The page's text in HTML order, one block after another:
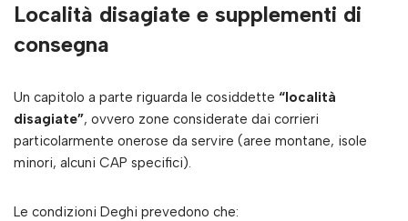
Località disagiate e supplementi di
consegna
Un capitolo a parte riguarda le cosiddette “località
disagiate”, ovvero zone considerate dai corrieri
particolarmente onerose da servire (aree montane, isole
minori, alcuni CAP specifici).
Le condizioni Deghi prevedono che: